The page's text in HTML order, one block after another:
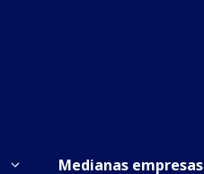
Medianas empresas